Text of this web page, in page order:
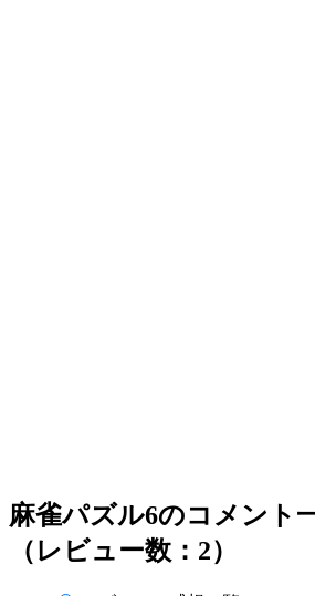
麻雀パズル6のコメント
（レビュー数：2）